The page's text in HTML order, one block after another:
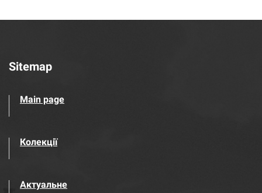
Sitemap
Main page
Колекції
Актуальне